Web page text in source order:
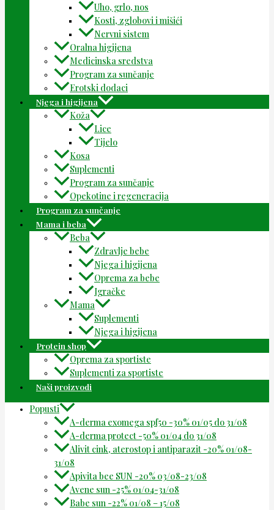
Uho, grlo, nos
Kosti, zglobovi i mišići
Nervni sistem
Oralna higijena
Medicinska sredstva
Program za sunčanje
Erotski dodaci
Njega i higijena
Koža
Lice
Tijelo
Kosa
Suplementi
Program za sunčanje
Opekotine i regeneracija
Program za sunčanje
Mama i beba
Beba
Zdravlje bebe
Njega i higijena
Oprema za bebe
Igračke
Mama
Suplementi
Njega i higijena
Protein shop
Oprema za sportiste
Suplementi za sportiste
Naši proizvodi
Popusti
A-derma exomega spf50 -30% 01/05 do 31/08
A-derma protect -50% 01/04 do 31/08
Alivit cink, aterostop i antiparazit -20% 01/08-
31/08
Apivita bee SUN -20% 03/08-23/08
Avene sun -25% 01/04-31/08
Babe sun -22% 01/08 – 15/08